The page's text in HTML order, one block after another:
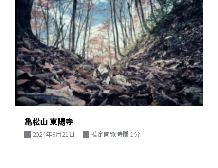
亀松山 東陽寺
2024年6月21日 推定閲覧時間 1分